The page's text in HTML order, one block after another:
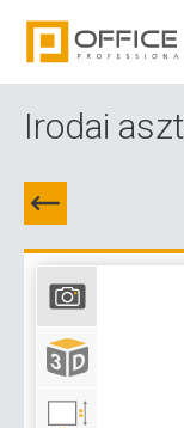
Irodai